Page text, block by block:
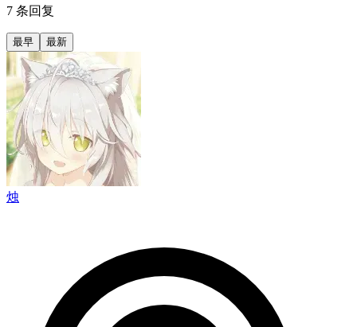
7 条回复
最早 最新
烛